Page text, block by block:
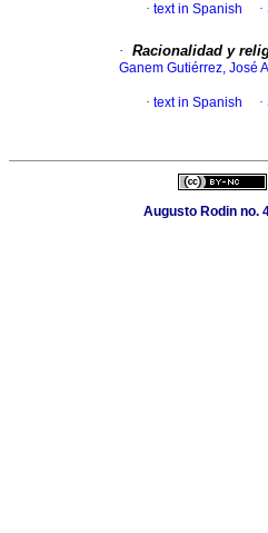
· text in Spanish ·
· Racionalidad y
Ganem Gutiérrez, José
· text in Spanish ·
Augusto Rodin no.